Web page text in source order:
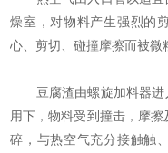
燥室，对物料产生强烈的
心、剪切、碰撞摩擦而被微
豆腐渣由螺旋加料器进
用下，物料受到撞击，摩
碎，与热空气充分接触触